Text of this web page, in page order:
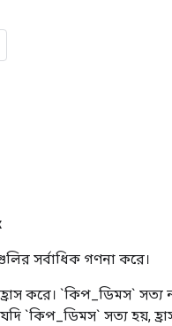
সর্বাধিক গণনা করে।
করে। `কিপ_ডিমস` সত্য
যদি `কিপ_ডিমস` সত্য হয়,